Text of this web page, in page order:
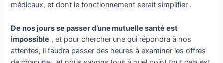
médicaux, et dont le fonctionnement serait simplifier .
De nos jours se passer d’une mutuelle santé est
impossible , et pour chercher une qui répondra à nos
attentes, il faudra passer des heures à examiner les offres